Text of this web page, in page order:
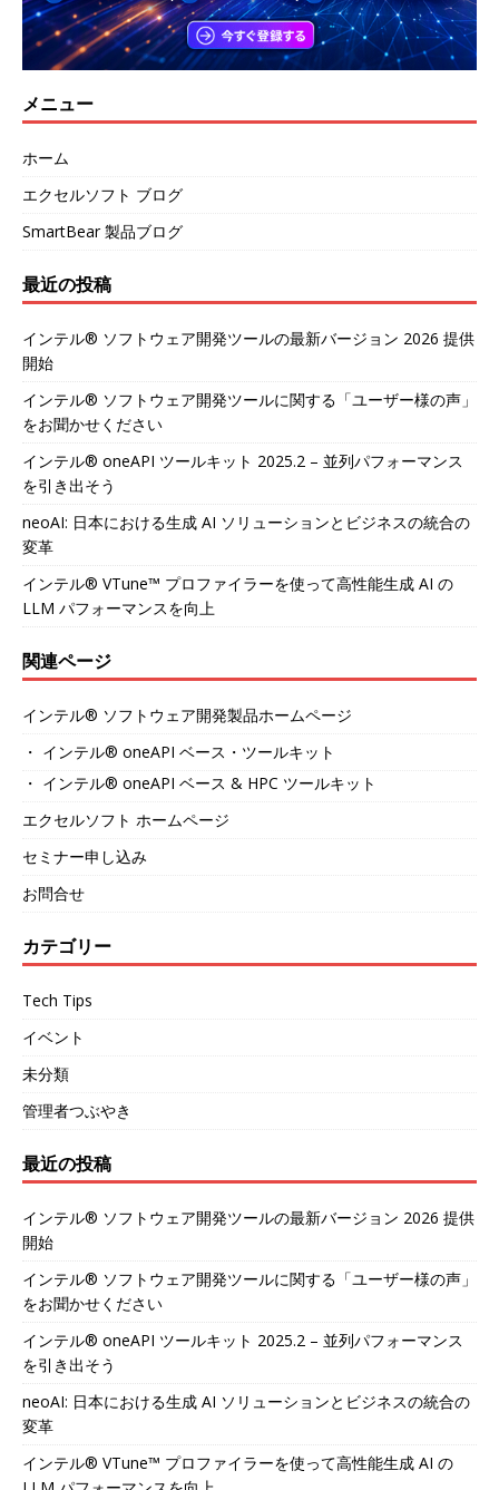
メニュー
ホーム
エクセルソフト ブログ
SmartBear 製品ブログ
最近の投稿
インテル® ソフトウェア開発ツールの最新バージョン 2026 提供
開始
インテル® ソフトウェア開発ツールに関する「ユーザー様の声」
をお聞かせください
インテル® oneAPI ツールキット 2025.2 – 並列パフォーマンス
を引き出そう
neoAI: 日本における生成 AI ソリューションとビジネスの統合の
変革
インテル® VTune™ プロファイラーを使って高性能生成 AI の
LLM パフォーマンスを向上
関連ページ
インテル® ソフトウェア開発製品ホームページ
・ インテル® oneAPI ベース・ツールキット
・ インテル® oneAPI ベース & HPC ツールキット
エクセルソフト ホームページ
セミナー申し込み
お問合せ
カテゴリー
Tech Tips
イベント
未分類
管理者つぶやき
最近の投稿
インテル® ソフトウェア開発ツールの最新バージョン 2026 提供
開始
インテル® ソフトウェア開発ツールに関する「ユーザー様の声」
をお聞かせください
インテル® oneAPI ツールキット 2025.2 – 並列パフォーマンス
を引き出そう
neoAI: 日本における生成 AI ソリューションとビジネスの統合の
変革
インテル® VTune™ プロファイラーを使って高性能生成 AI の